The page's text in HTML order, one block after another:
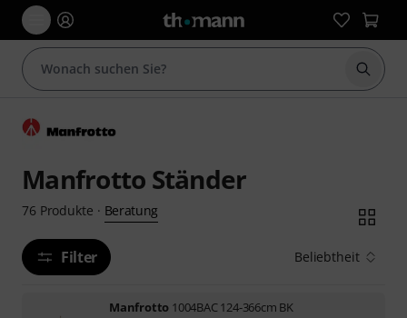
Suche
Manfrotto Ständer
76 Produkte · Beratung
Filter Beliebtheit
Manfrotto 1004BAC 124-366cm BK